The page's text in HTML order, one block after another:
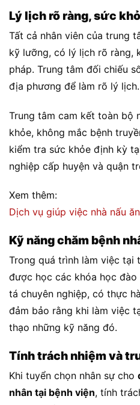
Lý lịch rõ ràng, sức
Tất cả nhân viên của trung
kỹ lưỡng, có lý lịch rõ ràng,
pháp. Trung tâm đối chiếu
địa phương để làm rõ lý lịch.
Trung tâm cam kết toàn bộ
khỏe, không mắc bệnh
kiểm tra sức khỏe định kỳ
nghiệp cấp huyện và quận
Xem thêm:
Dịch vụ giúp việc nhà nấu
Kỹ năng chăm bệnh
Trong quá trình làm việc tại
được học các khóa học
tá chuyên nghiệp, có thực
đảm bảo rằng khi làm việc
thạo những kỹ năng đó.
Tính trách nhiệm và
Khi tuyển chọn nhân sự cho
nhân tại bệnh viện, tính